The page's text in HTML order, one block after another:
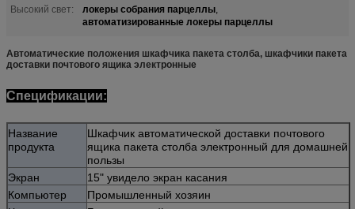
Высокий свет: локеры собрания парцеллы,
автоматизированные локеры парцеллы
Автоматические положения шкафчика пакета столба, шкафчики пакета
доставки почтового ящика электронные
Спецификации:
Название
продукта
Шкафчик автоматической доставки почтового
ящика пакета столба электронный для домашней
пользы
Экран
15" увидело экран касания
Компьютер
Промышленный хозяин